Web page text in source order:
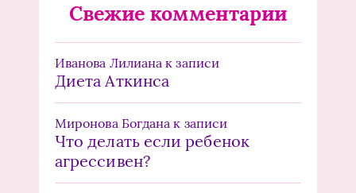
Свежие комментарии
Иванова Лилиана к записи
Диета Аткинса
Миронова Богдана к записи
Что делать если ребенок
агрессивен?